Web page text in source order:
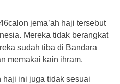
jema’ah haji tersebut
Mereka tidak berangkat
sudah tiba di Bandara
memakai kain ihram.
haji ini juga tidak sesuai